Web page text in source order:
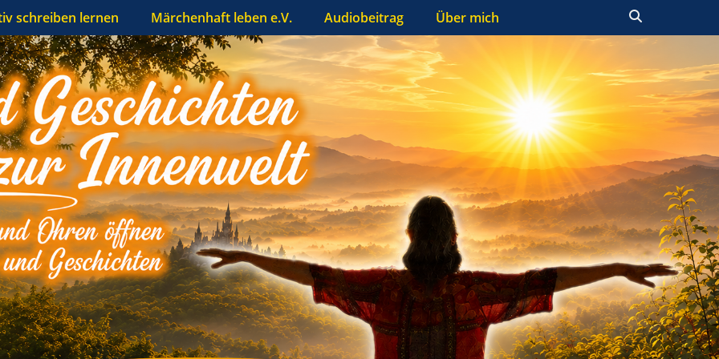
schreiben lernen Märchenhaft leben e.V. Audiobeitrag Über mich